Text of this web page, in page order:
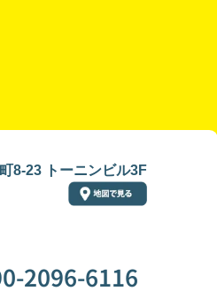
8-23 トーニンビル3F
2096-6116